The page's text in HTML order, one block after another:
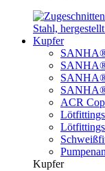
Kupfer
ACR
Kupfer